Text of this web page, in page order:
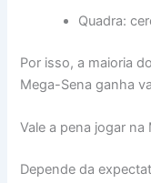
Quadra:
Por isso, a maioria
Mega-Sena ganha
Vale a pena jogar na
Depende da